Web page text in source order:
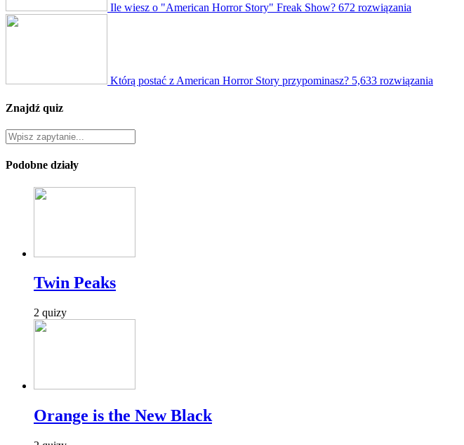
Ile wiesz o "American Horror Story" Freak Show? 672 rozwiązania
Którą postać z American Horror Story przypominasz? 5,633 rozwiązania
Znajdź quiz
Podobne działy
Twin Peaks
2 quizy
Orange is the New Black